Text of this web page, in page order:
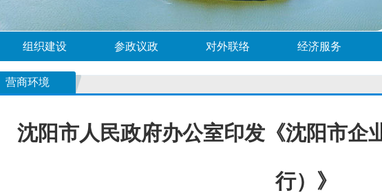
组织建设 参政议政 对外联络 经济服务
营商环境
沈阳市人民政府办公室印发《沈阳市企
行）》